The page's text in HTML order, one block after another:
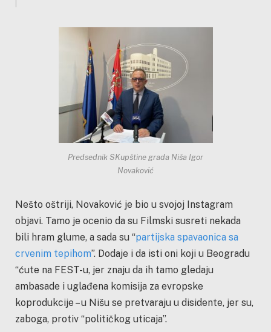
Predsednik SKupštine grada Niša Igor
Novaković
Nešto oštriji, Novaković je bio u svojoj Instagram
objavi. Tamo je ocenio da su Filmski susreti nekada
bili hram glume, a sada su “partijska spavaonica sa
crvenim tepihom”. Dodaje i da isti oni koji u Beogradu
“ćute na FEST-u, jer znaju da ih tamo gledaju
ambasade i uglađena komisija za evropske
koprodukcije – u Nišu se pretvaraju u disidente, jer su,
zaboga, protiv “političkog uticaja”.